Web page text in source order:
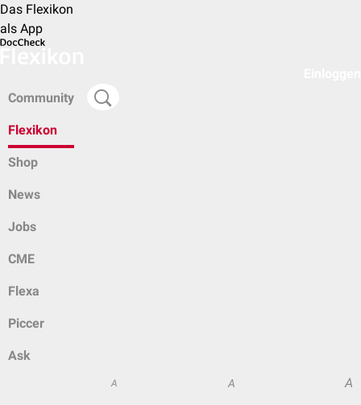
Das Flexikon
als App
Community
Flexikon
Shop
News
Jobs
CME
Flexa
Piccer
Ask
A A A